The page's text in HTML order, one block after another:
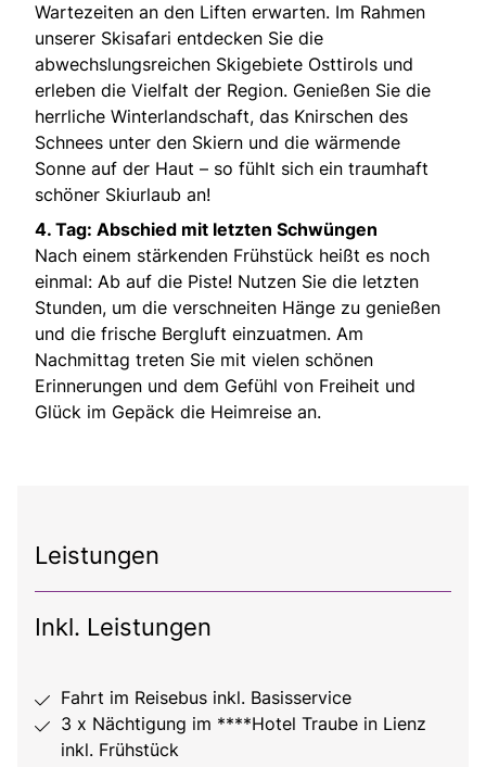
Wartezeiten an den Liften erwarten. Im Rahmen
unserer Skisafari entdecken Sie die
abwechslungsreichen Skigebiete Osttirols und
erleben die Vielfalt der Region. Genießen Sie die
herrliche Winterlandschaft, das Knirschen des
Schnees unter den Skiern und die wärmende
Sonne auf der Haut – so fühlt sich ein traumhaft
schöner Skiurlaub an!
4. Tag: Abschied mit letzten Schwüngen
Nach einem stärkenden Frühstück heißt es noch
einmal: Ab auf die Piste! Nutzen Sie die letzten
Stunden, um die verschneiten Hänge zu genießen
und die frische Bergluft einzuatmen. Am
Nachmittag treten Sie mit vielen schönen
Erinnerungen und dem Gefühl von Freiheit und
Glück im Gepäck die Heimreise an.
Leistungen
Inkl. Leistungen
Fahrt im Reisebus inkl. Basisservice
3 x Nächtigung im ****Hotel Traube in Lienz
inkl. Frühstück